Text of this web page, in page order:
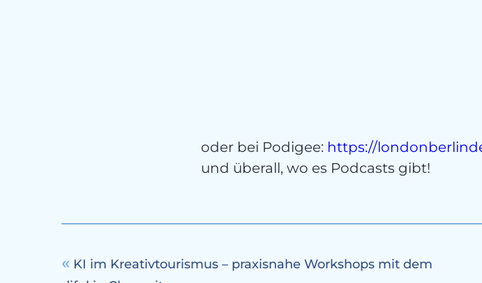
oder bei Podigee: https://
und überall, wo es Podcasts gibt!
KI im Kreativtourismus – praxisnahe Workshops mit dem